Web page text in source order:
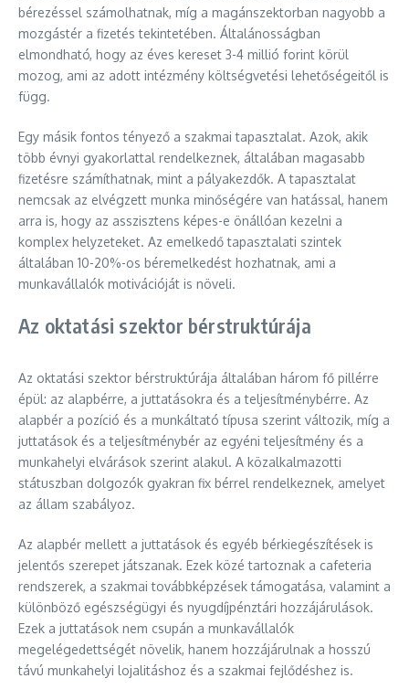
bérezéssel számolhatnak, míg a magánszektorban nagyobb a
mozgástér a fizetés tekintetében. Általánosságban
elmondható, hogy az éves kereset 3-4 millió forint körül
mozog, ami az adott intézmény költségvetési lehetőségeitől is
függ.
Egy másik fontos tényező a szakmai tapasztalat. Azok, akik
több évnyi gyakorlattal rendelkeznek, általában magasabb
fizetésre számíthatnak, mint a pályakezdők. A tapasztalat
nemcsak az elvégzett munka minőségére van hatással, hanem
arra is, hogy az asszisztens képes-e önállóan kezelni a
komplex helyzeteket. Az emelkedő tapasztalati szintek
általában 10-20%-os béremelkedést hozhatnak, ami a
munkavállalók motivációját is növeli.
Az oktatási szektor bérstruktúrája
Az oktatási szektor bérstruktúrája általában három fő pillérre
épül: az alapbérre, a juttatásokra és a teljesítménybérre. Az
alapbér a pozíció és a munkáltató típusa szerint változik, míg a
juttatások és a teljesítménybér az egyéni teljesítmény és a
munkahelyi elvárások szerint alakul. A közalkalmazotti
státuszban dolgozók gyakran fix bérrel rendelkeznek, amelyet
az állam szabályoz.
Az alapbér mellett a juttatások és egyéb bérkiegészítések is
jelentős szerepet játszanak. Ezek közé tartoznak a cafeteria
rendszerek, a szakmai továbbképzések támogatása, valamint a
különböző egészségügyi és nyugdíjpénztári hozzájárulások.
Ezek a juttatások nem csupán a munkavállalók
megelégedettségét növelik, hanem hozzájárulnak a hosszú
távú munkahelyi lojalitáshoz és a szakmai fejlődéshez is.